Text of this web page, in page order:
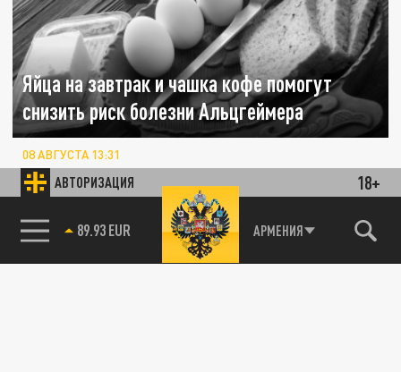
АВТОРИЗАЦИЯ 18+
85.64 BRENT АРМЕНИЯ
Яйца на завтрак и чашка кофе помогут
снизить риск болезни Альцгеймера
08 АВГУСТА 13:31
Исследования показывают, что включение
яиц в утреннее меню, умеренное
потребление кофе и регулярная
физическая...